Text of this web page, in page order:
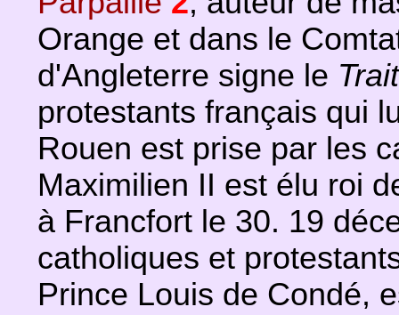
Orange et dans le
d'Angleterre signe le
protestants français qui
Rouen est prise par les
Maximilien II est élu roi
à Francfort le 30. 19
catholiques et
Prince Louis de Condé,